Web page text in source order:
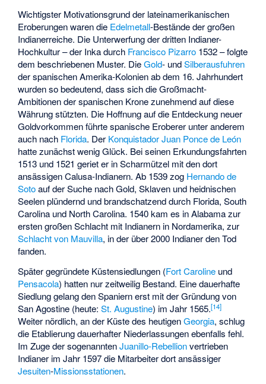
Wichtigster Motivationsgrund der lateinamerikanischen
Eroberungen waren die Edelmetall-Bestände der großen
Indianerreiche. Die Unterwerfung der dritten Indianer-
Hochkultur – der Inka durch Francisco Pizarro 1532 – folgte
dem beschriebenen Muster. DieGold- undSilberausfuhren
der spanischen Amerika-Kolonien ab dem 16. Jahrhundert
wurden so bedeutend, dass sich die Großmacht-
Ambitionen der spanischen Krone zunehmend auf diese
Währung stützten. Die Hoffnung auf die Entdeckung neuer
Goldvorkommen führte spanische Eroberer unter anderem
auch nach Florida. Der Konquistador Juan Ponce de León
hatte zunächst wenig Glück. Bei seinen Erkundungsfahrten
1513 und 1521 geriet er in Scharmützel mit den dort
ansässigenCalusa-Indianern. Ab 1539 zog Hernando de
Sotoauf der Suche nach Gold, Sklaven und heidnischen
Seelen plündernd und brandschatzend durch Florida, South
Carolina und North Carolina. 1540 kam es in Alabama zur
ersten großen Schlacht mit Indianern in Nordamerika, zur
Schlacht von Mauvilla, in der über 2000 Indianer den Tod
fanden.
Später gegründete Küstensiedlungen (Fort Caroline und
Pensacola) hatten nur zeitweilig Bestand. Eine dauerhafte
Siedlung gelang den Spaniern erst mit der Gründung von
San Agostine (heute:St. Augustine) im Jahr 1565.[14]
Weiter nördlich, an der Küste des heutigenGeorgia, schlug
die Etablierung dauerhafter Niederlassungen ebenfalls fehl.
Im Zuge der sogenanntenJuanillo-Rebellionvertrieben
Indianer im Jahr 1597 die Mitarbeiter dort ansässiger
Jesuiten-Missionsstationen.